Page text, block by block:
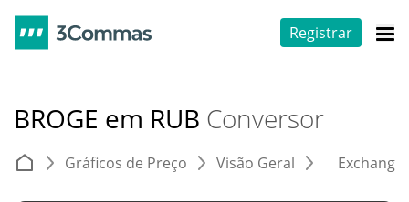
Registrar
BROGE em RUB Conversor
Gráficos de Preço Visão Geral